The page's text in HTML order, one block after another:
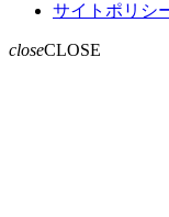
サイトポリシ
closeCLOSE